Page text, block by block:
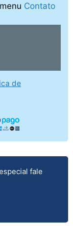
Contato
de
fale